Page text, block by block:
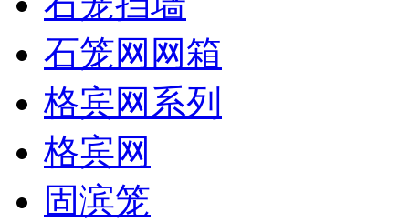
石笼网网箱
格宾网系列
格宾网
固滨笼